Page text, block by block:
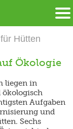
Hütten
Ökologie
liegen in
ökologisch
Aufgaben
und
Sechs